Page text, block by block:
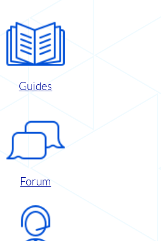
Guides
Forum